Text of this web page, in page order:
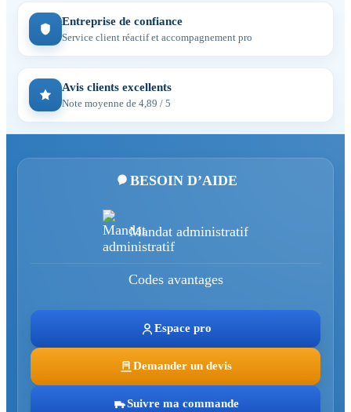
Entreprise de confiance
Service client réactif et accompagnement pro
Avis clients excellents
Note moyenne de 4,89 / 5
BESOIN D’AIDE
Mandat administratif
Codes avantages
Espace pro
Demander un devis
Suivre ma commande